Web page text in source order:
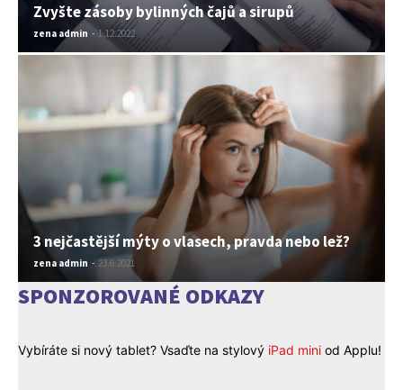
Zvyšte zásoby bylinných čajů a sirupů
zena admin - 1.12.2022
3 nejčastější mýty o vlasech, pravda nebo lež?
zena admin - 23.6.2021
SPONZOROVANÉ ODKAZY
Vybíráte si nový tablet? Vsaďte na stylový iPad mini od Applu!